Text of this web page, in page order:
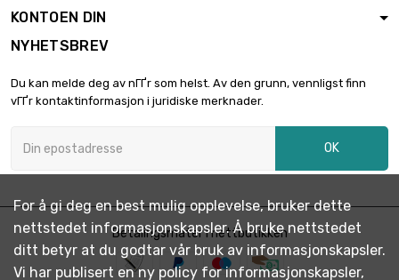
2.03mm
lengde : 300mm
Tykkelse / styrke :
2.36mm
€ 2,291.00 
bredde : 300mm
lengde : 300mm
bredde : 300mm
Tykkelse / styrke :
3.18mm
€ 3,079.20 
KONTOEN DIN
NYHETSBREV
Du kan melde deg av nГҐr som helst. Av den grunn, vennligst finn
vГҐr kontaktinformasjon i juridiske merknader.
OK
Betalingsmåter i nettbutikken
For å gi deg en best mulig opplevelse, bruker dette
nettstedet informasjonskapsler. Å bruke nettstedet
ditt betyr at du godtar vår bruk av informasjonskapsler.
Vi har publisert en ny policy for informasjonskapsler,